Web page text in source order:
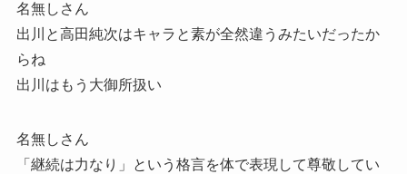
名無しさん
出川と高田純次はキャラと素が全然違うみたいだったか
らね
出川はもう大御所扱い
名無しさん
「継続は力なり」という格言を体で表現して尊敬してい